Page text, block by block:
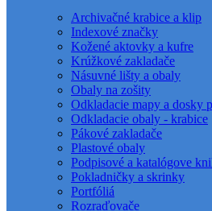
Archivačné krabice a klip
Indexové značky
Kožené aktovky a kufre
Krúžkové zakladače
Násuvné lišty a obaly
Obaly na zošity
Odkladacie mapy a dosky
Odkladacie obaly - krabice
Pákové zakladače
Plastové obaly
Podpisové a katalógove
Pokladničky a skrinky
Portfóliá
Rozraďovače